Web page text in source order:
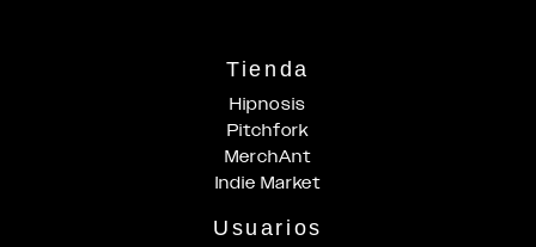
Tienda
Hipnosis
Pitchfork
MerchAnt
Indie Market
Usuarios